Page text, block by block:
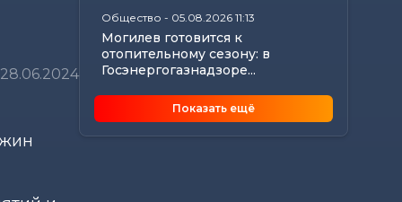
28.06.2024
Общество - 05.08.2026 11:13
Могилев готовится к
отопительному сезону: в
Госэнергогазнадзоре...
Калейдоскоп -05.08.2026 10:56
Что происходит с организмом,
если каждый день проходить
Показать ещё